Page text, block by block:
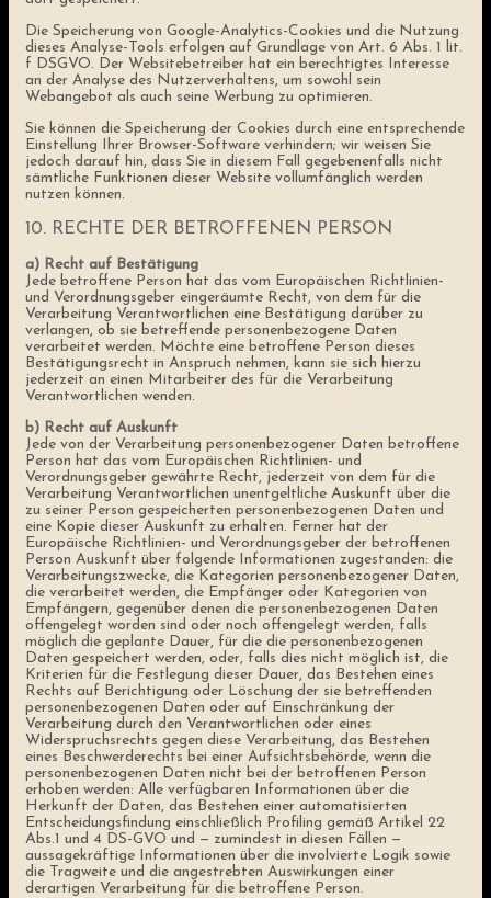
Die Speicherung von Google-Analytics-Cookies und die Nutzung
dieses Analyse-Tools erfolgen auf Grundlage von Art. 6 Abs. 1 lit.
f DSGVO. Der Websitebetreiber hat ein berechtigtes Interesse
an der Analyse des Nutzerverhaltens, um sowohl sein
Webangebot als auch seine Werbung zu optimieren.
Sie können die Speicherung der Cookies durch eine entsprechende
Einstellung Ihrer Browser-Software verhindern; wir weisen Sie
jedoch darauf hin, dass Sie in diesem Fall gegebenenfalls nicht
sämtliche Funktionen dieser Website vollumfänglich werden
nutzen können.
10. RECHTE DER BETROFFENEN PERSON
a) Recht auf Bestätigung
Jede betroffene Person hat das vom Europäischen Richtlinien-
und Verordnungsgeber eingeräumte Recht, von dem für die
Verarbeitung Verantwortlichen eine Bestätigung darüber zu
verlangen, ob sie betreffende personenbezogene Daten
verarbeitet werden. Möchte eine betroffene Person dieses
Bestätigungsrecht in Anspruch nehmen, kann sie sich hierzu
jederzeit an einen Mitarbeiter des für die Verarbeitung
Verantwortlichen wenden.
b) Recht auf Auskunft
Jede von der Verarbeitung personenbezogener Daten betroffene
Person hat das vom Europäischen Richtlinien- und
Verordnungsgeber gewährte Recht, jederzeit von dem für die
Verarbeitung Verantwortlichen unentgeltliche Auskunft über die
zu seiner Person gespeicherten personenbezogenen Daten und
eine Kopie dieser Auskunft zu erhalten. Ferner hat der
Europäische Richtlinien- und Verordnungsgeber der betroffenen
Person Auskunft über folgende Informationen zugestanden: die
Verarbeitungszwecke, die Kategorien personenbezogener Daten,
die verarbeitet werden, die Empfänger oder Kategorien von
Empfängern, gegenüber denen die personenbezogenen Daten
offengelegt worden sind oder noch offengelegt werden, falls
möglich die geplante Dauer, für die die personenbezogenen
Daten gespeichert werden, oder, falls dies nicht möglich ist, die
Kriterien für die Festlegung dieser Dauer, das Bestehen eines
Rechts auf Berichtigung oder Löschung der sie betreffenden
personenbezogenen Daten oder auf Einschränkung der
Verarbeitung durch den Verantwortlichen oder eines
Widerspruchsrechts gegen diese Verarbeitung, das Bestehen
eines Beschwerderechts bei einer Aufsichtsbehörde, wenn die
personenbezogenen Daten nicht bei der betroffenen Person
erhoben werden: Alle verfügbaren Informationen über die
Herkunft der Daten, das Bestehen einer automatisierten
Entscheidungsfindung einschließlich Profiling gemäß Artikel 22
Abs.1 und 4 DS-GVO und — zumindest in diesen Fällen —
aussagekräftige Informationen über die involvierte Logik sowie
die Tragweite und die angestrebten Auswirkungen einer
derartigen Verarbeitung für die betroffene Person.